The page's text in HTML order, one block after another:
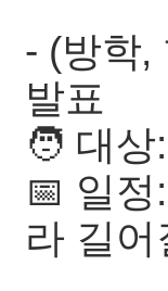
- (방학,
발표
🧑‍ 대상
📅 일
라 길어